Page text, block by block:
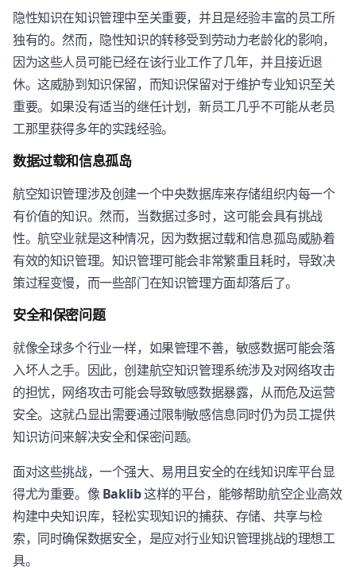
隐性知识在知识管理中至关重要，并且是经验丰富的员工所
独有的。然而，隐性知识的转移受到劳动力老龄化的影响，
因为这些人员可能已经在该行业工作了几年，并且接近退
休。这威胁到知识保留，而知识保留对于维护专业知识至关
重要。如果没有适当的继任计划，新员工几乎不可能从老员
工那里获得多年的实践经验。
数据过载和信息孤岛
航空知识管理涉及创建一个中央数据库来存储组织内每一个
有价值的知识。然而，当数据过多时，这可能会具有挑战
性。航空业就是这种情况，因为数据过载和信息孤岛威胁着
有效的知识管理。知识管理可能会非常繁重且耗时，导致决
策过程变慢，而一些部门在知识管理方面却落后了。
安全和保密问题
就像全球多个行业一样，如果管理不善，敏感数据可能会落
入坏人之手。因此，创建航空知识管理系统涉及对网络攻击
的担忧，网络攻击可能会导致敏感数据暴露，从而危及运营
安全。这就凸显出需要通过限制敏感信息同时仍为员工提供
知识访问来解决安全和保密问题。
面对这些挑战，一个强大、易用且安全的在线知识库平台显
得尤为重要。像 Baklib这样的平台，能够帮助航空企业高效
构建中央知识库，轻松实现知识的捕获、存储、共享与检
索，同时确保数据安全，是应对行业知识管理挑战的理想工
具。